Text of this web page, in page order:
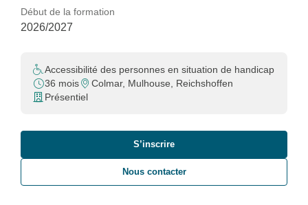
Début de la formation
2026/2027
Accessibilité des personnes en situation de handicap
36 mois
Colmar, Mulhouse, Reichshoffen
Présentiel
S’inscrire
Nous contacter